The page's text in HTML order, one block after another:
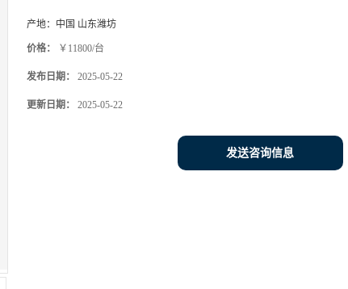
产地： 中国 山东潍坊
价格： ￥11800/台
发布日期： 2025-05-22
更新日期： 2025-05-22
发送咨询信息